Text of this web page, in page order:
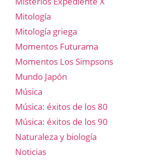
Mitología
Mitología griega
Momentos Futurama
Momentos Los Simpsons
Mundo Japón
Música
Música: éxitos de los 80
Música: éxitos de los 90
Naturaleza y biología
Noticias